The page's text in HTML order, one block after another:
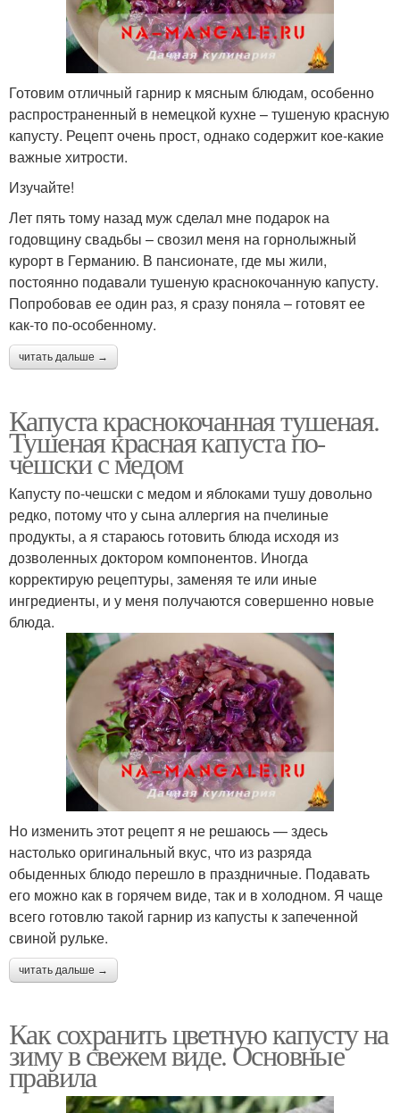
Готовим отличный гарнир к мясным блюдам, особенно
распространенный в немецкой кухне – тушеную красную
капусту. Рецепт очень прост, однако содержит кое-какие
важные хитрости.
Изучайте!
Лет пять тому назад муж сделал мне подарок на
годовщину свадьбы – свозил меня на горнолыжный
курорт в Германию. В пансионате, где мы жили,
постоянно подавали тушеную краснокочанную капусту.
Попробовав ее один раз, я сразу поняла – готовят ее
как-то по-особенному.
читать дальше →
Капуста краснокочанная тушеная.
Тушеная красная капуста по-
чешски с медом
Капусту по-чешски с медом и яблоками тушу довольно
редко, потому что у сына аллергия на пчелиные
продукты, а я стараюсь готовить блюда исходя из
дозволенных доктором компонентов. Иногда
корректирую рецептуры, заменяя те или иные
ингредиенты, и у меня получаются совершенно новые
блюда.
Но изменить этот рецепт я не решаюсь — здесь
настолько оригинальный вкус, что из разряда
обыденных блюдо перешло в праздничные. Подавать
его можно как в горячем виде, так и в холодном. Я чаще
всего готовлю такой гарнир из капусты к запеченной
свиной рульке.
читать дальше →
Как сохранить цветную капусту на
зиму в свежем виде. Основные
правила